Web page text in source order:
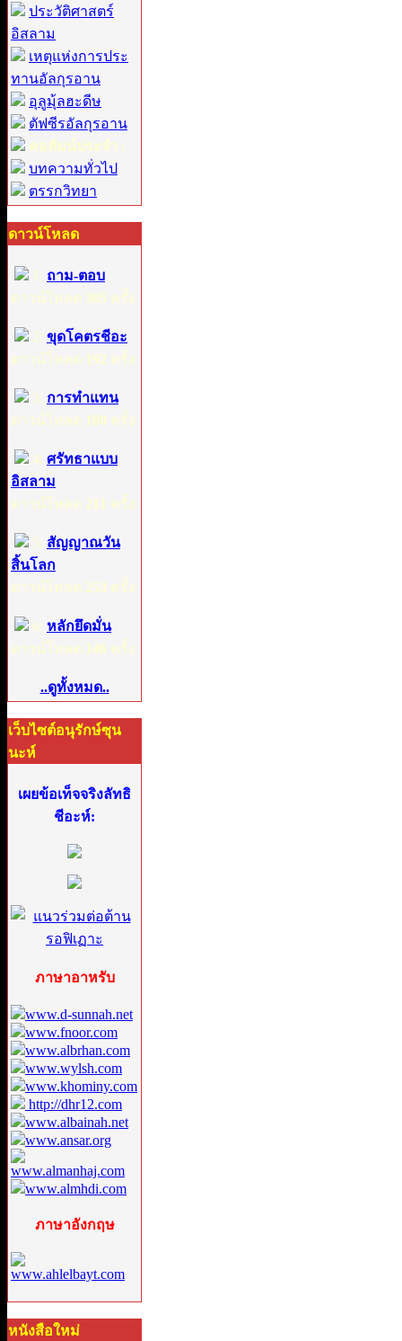
ประวัติศาสตร์
อิสลาม
เหตุแห่งการประ
ทานอัลกุรอาน
อุลูมุ้ลฮะดีษ
ตัฟซีรอัลกุรอาน
คอลัมน์ประจำ :
บทความทั่วไป
ตรรกวิทยา
ดาวน์โหลด
1: ถาม-ตอบ
ดาวน์โหลด 305 ครั้ง
2: ขุดโคตรชีอะ
ดาวน์โหลด 192 ครั้ง
3: การทำแทน
ดาวน์โหลด 108 ครั้ง
4: ศรัทธาแบบ
อิสลาม
ดาวน์โหลด 211 ครั้ง
5: สัญญาณวัน
สิ้นโลก
ดาวน์โหลด 253 ครั้ง
6: หลักยึดมั่น
ดาวน์โหลด 146 ครั้ง
..ดูทั้งหมด..
เว็บไซต์อนุรักษ์ซุน
นะห์
เผยข้อเท็จจริงลัทธิ
ชีอะห์:
ภาษาอาหรับ
www.d-sunnah.net
www.fnoor.com
www.albrhan.com
www.wylsh.com
www.khominy.com
http://dhr12.com
www.albainah.net
www.ansar.org
www.almanhaj.com
www.almhdi.com
ภาษาอังกฤษ
www.ahlelbayt.com
หนังสือใหม่